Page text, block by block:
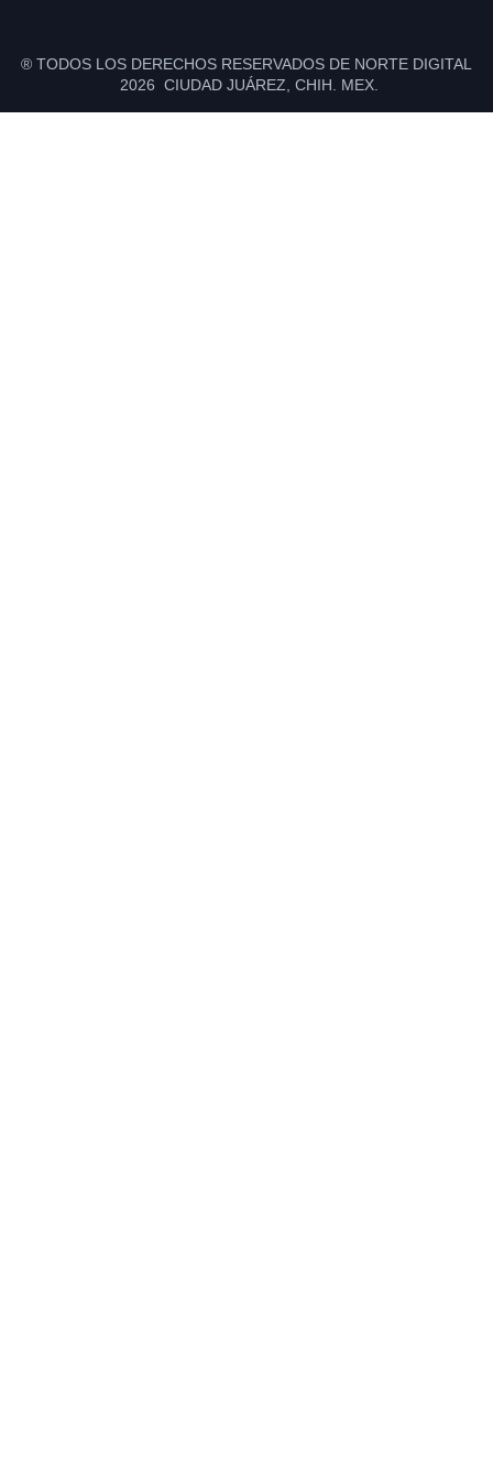
® TODOS LOS DERECHOS RESERVADOS DE NORTE DIGITAL
2026 CIUDAD JUÁREZ, CHIH. MEX.